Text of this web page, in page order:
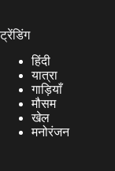
ट्रेंडिंग
हिंदी
यात्रा
गाड़ियाँ
मौसम
खेल
मनोरंजन